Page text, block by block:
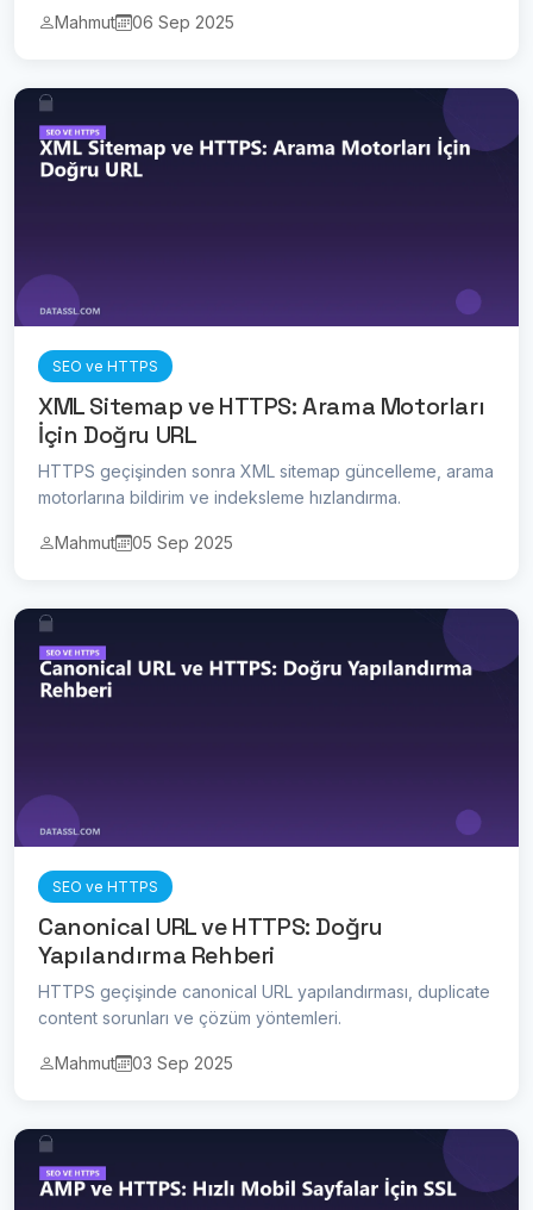
Mahmut 06 Sep 2025
SEO ve HTTPS
XML Sitemap ve HTTPS: Arama Motorları
İçin Doğru URL
HTTPS geçişinden sonra XML sitemap güncelleme, arama
motorlarına bildirim ve indeksleme hızlandırma.
Mahmut 05 Sep 2025
SEO ve HTTPS
Canonical URL ve HTTPS: Doğru
Yapılandırma Rehberi
HTTPS geçişinde canonical URL yapılandırması, duplicate
content sorunları ve çözüm yöntemleri.
Mahmut 03 Sep 2025